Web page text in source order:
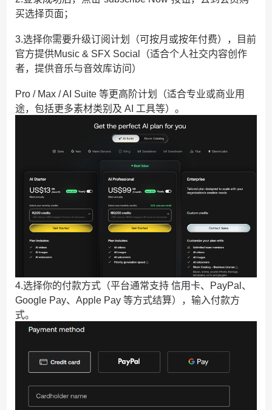
买选择页面；
3.选择你需要升级订阅计划（可按月或按年付费），目前
官方提供Music & SFX Social（适合个人社交内容创作
者，提供音乐与音效库访问）
Pro / Max / AI Suite 等更高阶计划（适合专业或商业用
途，包括更多素材类别及 AI 工具等）。
4.选择你的付款方式（平台通常支持 信用卡、PayPal、
Google Pay、Apple Pay 等方式结算），输入付款方
式。